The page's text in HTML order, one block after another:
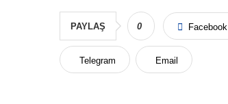
PAYLAŞ 0 Facebook
Telegram Email